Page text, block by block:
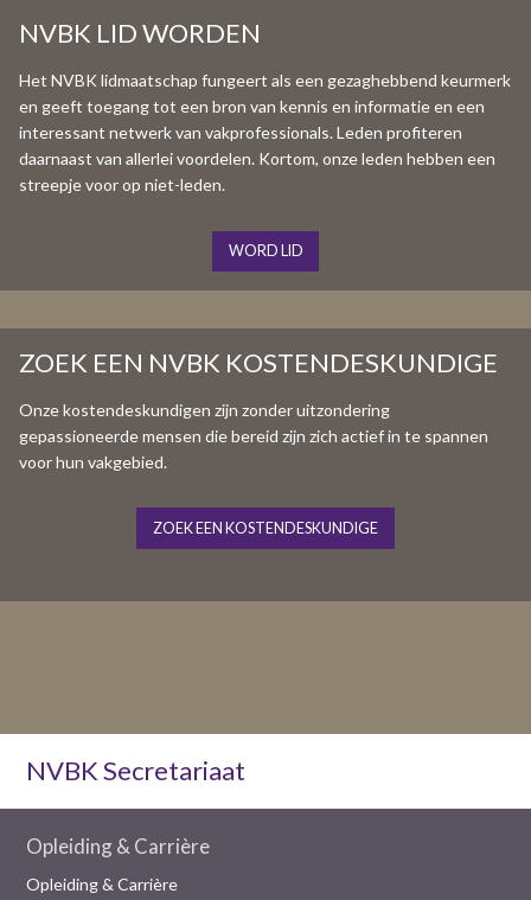
NVBK LID WORDEN
Het NVBK lidmaatschap fungeert als een gezaghebbend keurmerk
en geeft toegang tot een bron van kennis en informatie en een
interessant netwerk van vakprofessionals. Leden profiteren
daarnaast van allerlei voordelen. Kortom, onze leden hebben een
streepje voor op niet-leden.
WORD LID
ZOEK EEN NVBK KOSTENDESKUNDIGE
Onze kostendeskundigen zijn zonder uitzondering
gepassioneerde mensen die bereid zijn zich actief in te spannen
voor hun vakgebied.
ZOEK EEN KOSTENDESKUNDIGE
NVBK Secretariaat
Opleiding & Carrière
Opleiding & Carrière